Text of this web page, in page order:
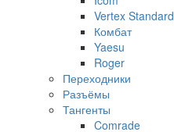
Vertex Standard
Комбат
Yaesu
Roger
Переходники
Разъёмы
Тангенты
Comrade